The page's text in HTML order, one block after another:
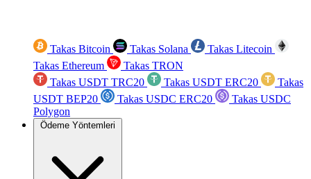
Takas Bitcoin Takas Solana
Takas Litecoin
Takas Ethereum
Takas TRON
Takas USDT TRC20
Takas USDT ERC20
Takas
USDT BEP20
Takas USDC ERC20
Takas USDC
Polygon
Ödeme Yöntemleri